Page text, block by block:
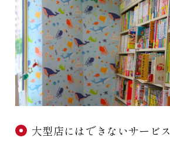
大型店にはできないサービス